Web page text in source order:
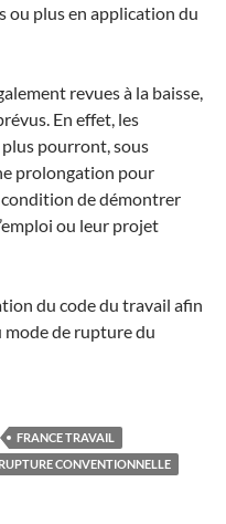
ou plus en application du
revues à la baisse,
En effet, les
plus pourront, sous
prolongation pour
de démontrer
ou leur projet
du code du travail afin
mode de rupture du
FRANCE TRAVAIL
RUPTURE CONVENTIONNELLE